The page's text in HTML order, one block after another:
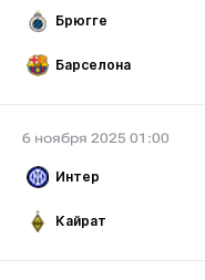
Брюгге
Барселона
6 ноября 2025 01:00
Интер
Кайрат